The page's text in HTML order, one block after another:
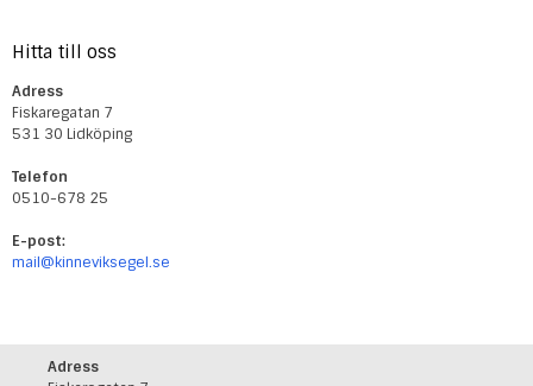
Hitta till oss
Adress
Fiskaregatan 7
531 30 Lidköping
Telefon
0510-678 25
E-post:
mail@kinneviksegel.se
Adress